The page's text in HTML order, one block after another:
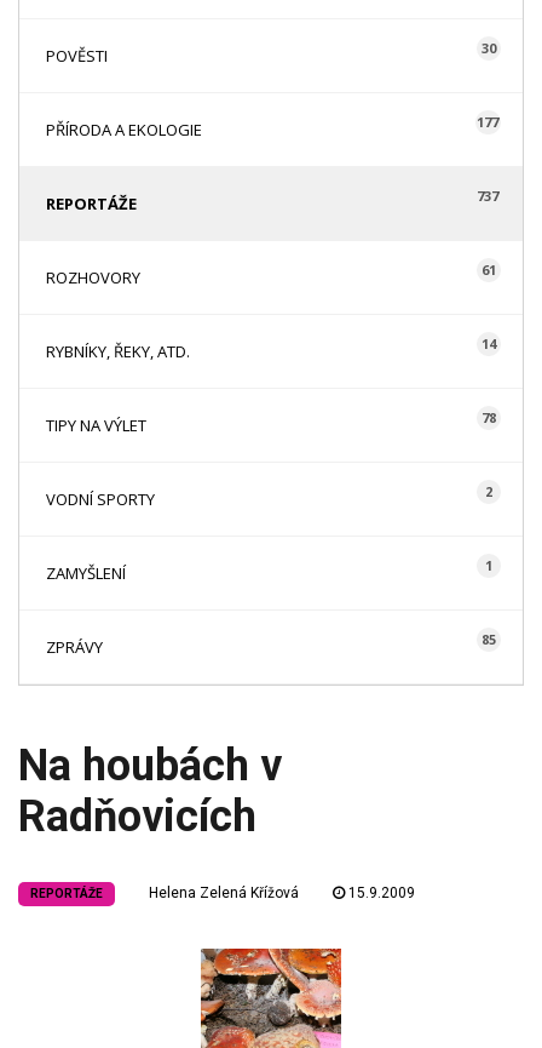
POVĚSTI 30
PŘÍRODA A EKOLOGIE 177
REPORTÁŽE 737
ROZHOVORY 61
RYBNÍKY, ŘEKY, ATD. 14
TIPY NA VÝLET 78
VODNÍ SPORTY 2
ZAMYŠLENÍ 1
ZPRÁVY 85
Na houbách v
Radňovicích
REPORTÁŽE Helena Zelená Křížová 15.9.2009